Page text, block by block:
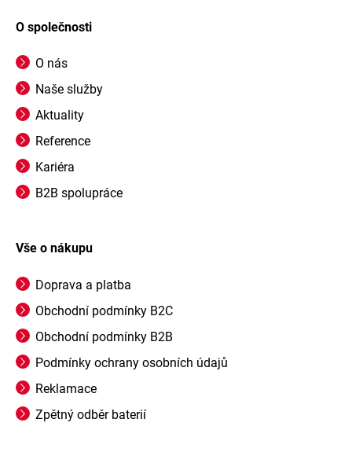
O společnosti
O nás
Naše služby
Aktuality
Reference
Kariéra
B2B spolupráce
Vše o nákupu
Doprava a platba
Obchodní podmínky B2C
Obchodní podmínky B2B
Podmínky ochrany osobních údajů
Reklamace
Zpětný odběr baterií